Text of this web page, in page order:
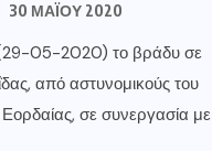
30 ΜΑΪ́ΟΥ 2020
05-2020) το βράδυ σε
από αστυνομικούς του
σε συνεργασία με